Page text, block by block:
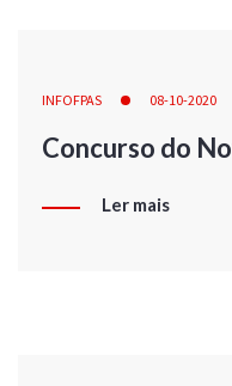
INFOFPAS 08-10-2020
Concurso do
Ler mais